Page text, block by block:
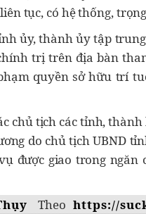
tục, có hệ thống,
ủy, thành ủy tập
trị trên địa bàn
quyền sở hữu trí
chủ tịch các tỉnh,
do chủ tịch UBND
được giao trong
Theo https://